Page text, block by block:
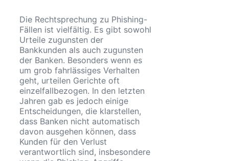
Die Rechtsprechung zu Phishing-
Fällen ist vielfältig. Es gibt sowohl
Urteile zugunsten der
Bankkunden als auch zugunsten
der Banken. Besonders wenn es
um grob fahrlässiges Verhalten
geht, urteilen Gerichte oft
einzelfallbezogen. In den letzten
Jahren gab es jedoch einige
Entscheidungen, die klarstellen,
dass Banken nicht automatisch
davon ausgehen können, dass
Kunden für den Verlust
verantwortlich sind, insbesondere